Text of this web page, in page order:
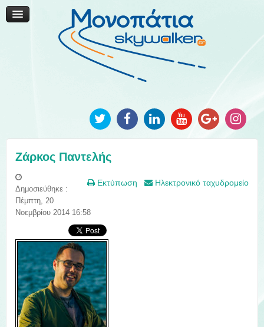
Μονοπάτια Καινοτομίας
Μονοπάτια Τοπικής Ανάπτυξης
Ανακοινώσεις
Φωτογραφίες
Ζάρκος Παντελής
Εκτύπωση Ηλεκτρονικό ταχυδρομείο
Δημοσιεύθηκε :
Πέμπτη, 20
Νοεμβρίου 2014 16:58